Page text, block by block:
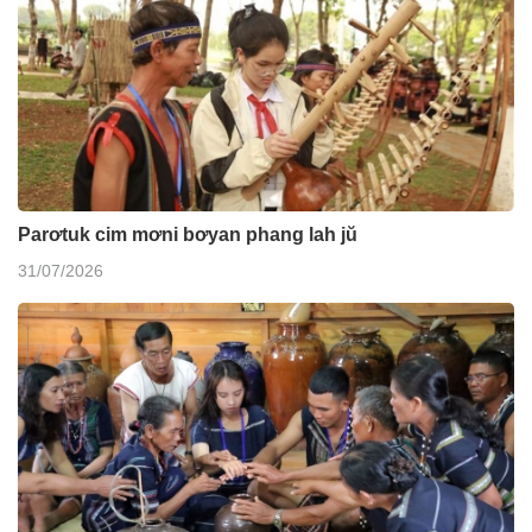
Parơtuk cim mơni bơyan phang lah jŭ
31/07/2026